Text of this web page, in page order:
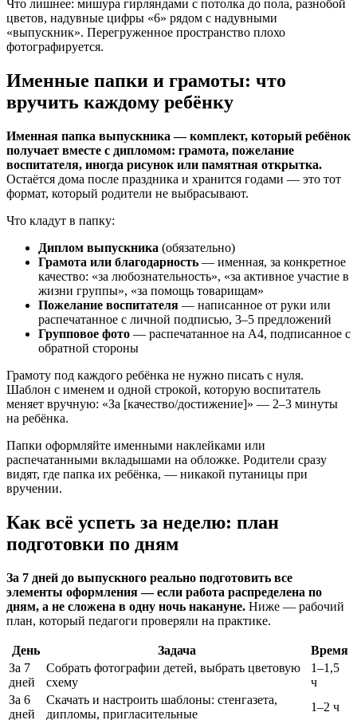
Что лишнее: мишура гирляндами с потолка до пола, разнобой
цветов, надувные цифры «6» рядом с надувными
«выпускник». Перегруженное пространство плохо
фотографируется.
Именные папки и грамоты: что
вручить каждому ребёнку
Именная папка выпускника — комплект, который ребёнок
получает вместе с дипломом: грамота, пожелание
воспитателя, иногда рисунок или памятная открытка.
Остаётся дома после праздника и хранится годами — это тот
формат, который родители не выбрасывают.
Что кладут в папку:
Диплом выпускника (обязательно)
Грамота или благодарность — именная, за конкретное
качество: «за любознательность», «за активное участие в
жизни группы», «за помощь товарищам»
Пожелание воспитателя — написанное от руки или
распечатанное с личной подписью, 3–5 предложений
Групповое фото — распечатанное на А4, подписанное с
обратной стороны
Грамоту под каждого ребёнка не нужно писать с нуля.
Шаблон с именем и одной строкой, которую воспитатель
меняет вручную: «За [качество/достижение]» — 2–3 минуты
на ребёнка.
Папки оформляйте именными наклейками или
распечатанными вкладышами на обложке. Родители сразу
видят, где папка их ребёнка, — никакой путаницы при
вручении.
Как всё успеть за неделю: план
подготовки по дням
За 7 дней до выпускного реально подготовить все
элементы оформления — если работа распределена по
дням, а не сложена в одну ночь накануне. Ниже — рабочий
план, который педагоги проверяли на практике.
День Задача
Время
За 7
дней
Собрать фотографии детей, выбрать цветовую
схему
1–1,5
ч
За 6
дней
Скачать и настроить шаблоны: стенгазета,
дипломы, пригласительные
1–2 ч